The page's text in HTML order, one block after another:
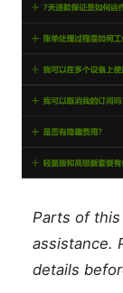
Parts of
assistance.
details